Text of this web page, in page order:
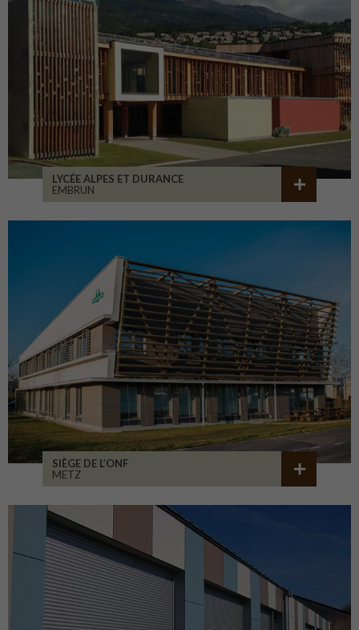
LYCÉE ALPES ET DURANCE
EMBRUN
SIÈGE DE L’ONF
METZ